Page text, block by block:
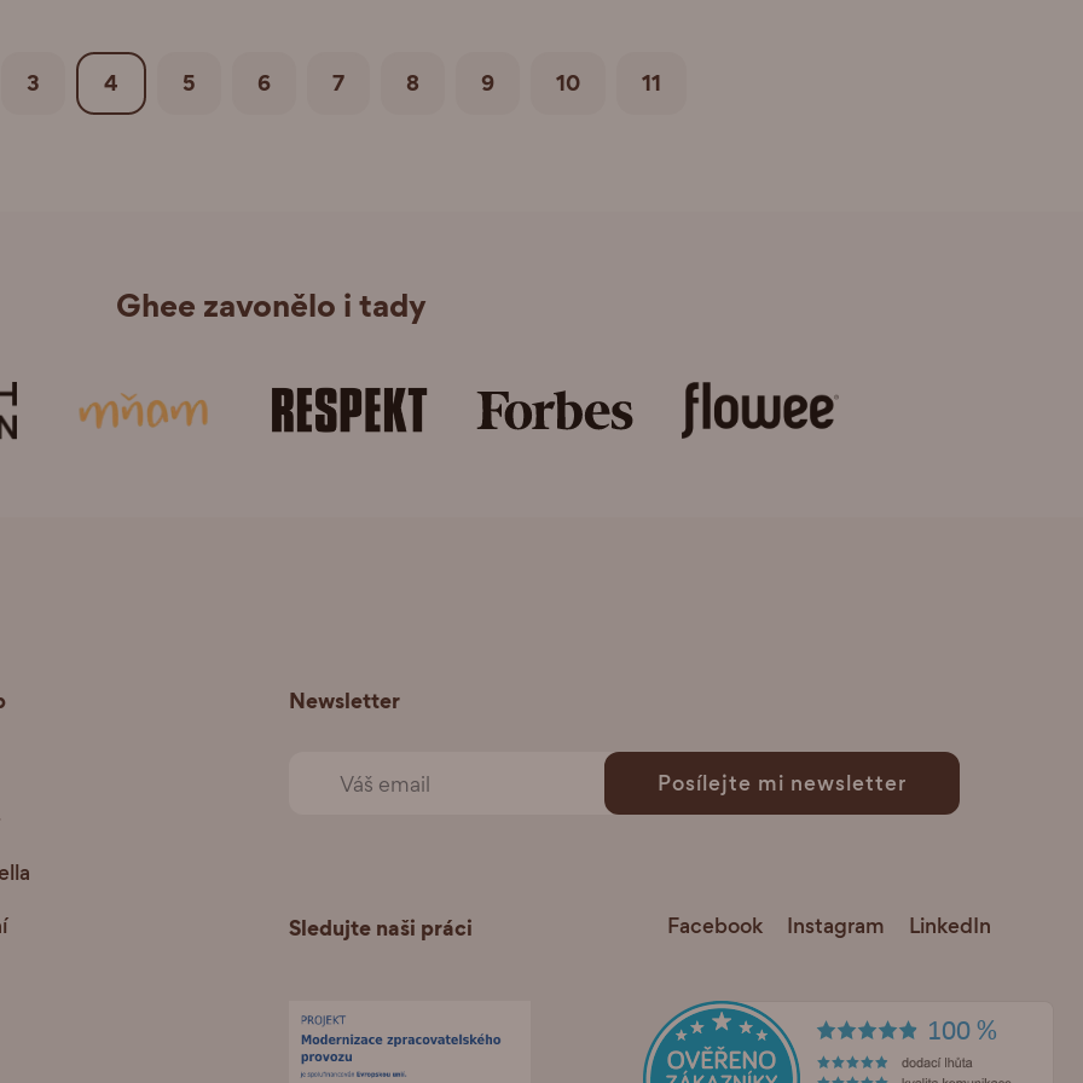
3 4 5 6 7 8 9 10 11
Ghee zavonělo i tady
Newsletter
Posílejte mi newsletter
Sledujte naši práci Facebook Instagram LinkedIn